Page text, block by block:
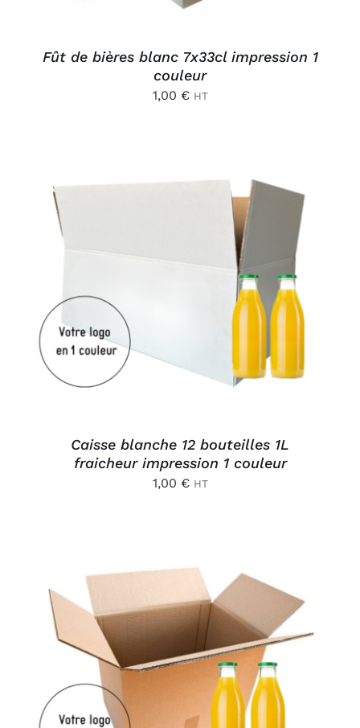
Fût de bières blanc 7x33cl impression 1
couleur
1,00 € HT
/
Caisse blanche 12 bouteilles 1L
fraicheur impression 1 couleur
1,00 € HT
AJOUTER AU PANIER